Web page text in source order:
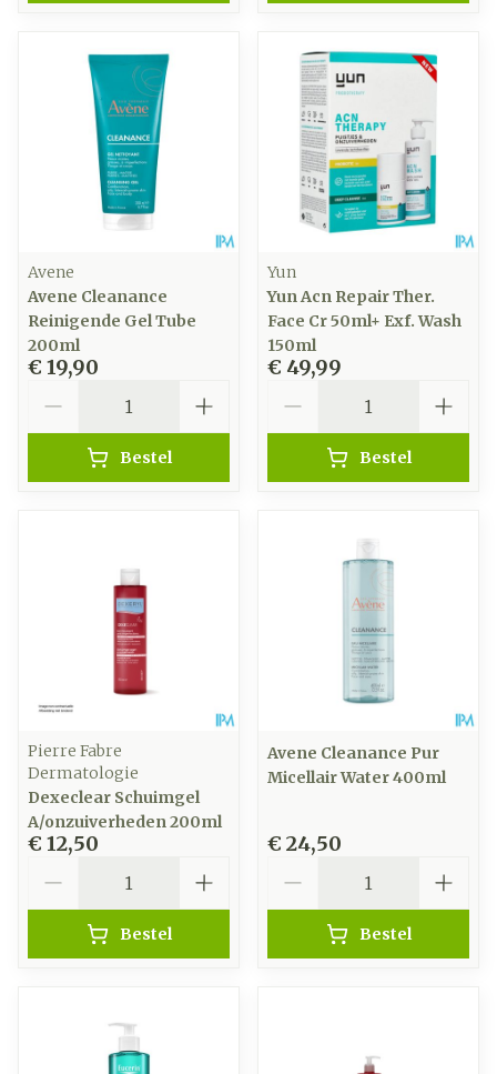
Avene
Avene Cleanance
Reinigende Gel Tube
200ml
€ 19,90
Bestel
Yun
Yun Acn Repair Ther.
Face Cr 50ml+ Exf. Wash
150ml
€ 49,99
Bestel
Pierre Fabre
Dermatologie
Dexeclear Schuimgel
A/onzuiverheden 200ml
€ 12,50
Bestel
Avene Cleanance Pur
Micellair Water 400ml
€ 24,50
Bestel